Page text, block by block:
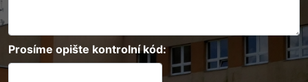
Prosíme opište kontrolní kód: